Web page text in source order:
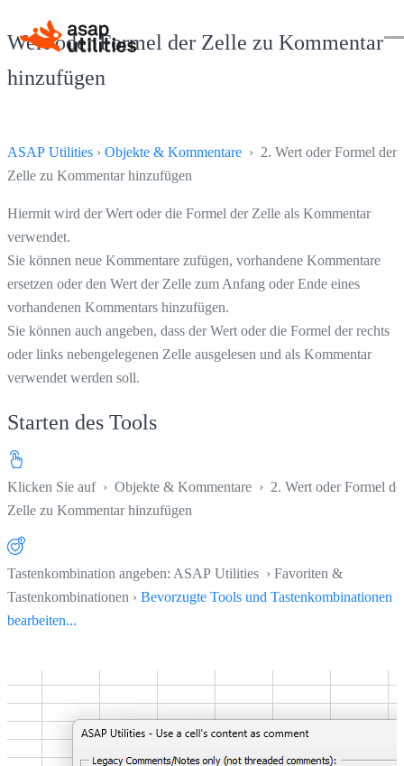
Wert oder Formel der Zelle zu Kommentar
hinzufügen
ASAP Utilities › Objekte & Kommentare › 2. Wert oder Formel der
Zelle zu Kommentar hinzufügen
Hiermit wird der Wert oder die Formel der Zelle als Kommentar
verwendet.
Sie können neue Kommentare zufügen, vorhandene Kommentare
ersetzen oder den Wert der Zelle zum Anfang oder Ende eines
vorhandenen Kommentars hinzufügen.
Sie können auch angeben, dass der Wert oder die Formel der rechts
oder links nebengelegenen Zelle ausgelesen und als Kommentar
verwendet werden soll.
Starten des Tools
Klicken Sie auf › Objekte & Kommentare › 2. Wert oder Formel
Zelle zu Kommentar hinzufügen
Tastenkombination angeben: ASAP Utilities › Favoriten &
Tastenkombinationen › Bevorzugte Tools und Tastenkombinationen
bearbeiten...